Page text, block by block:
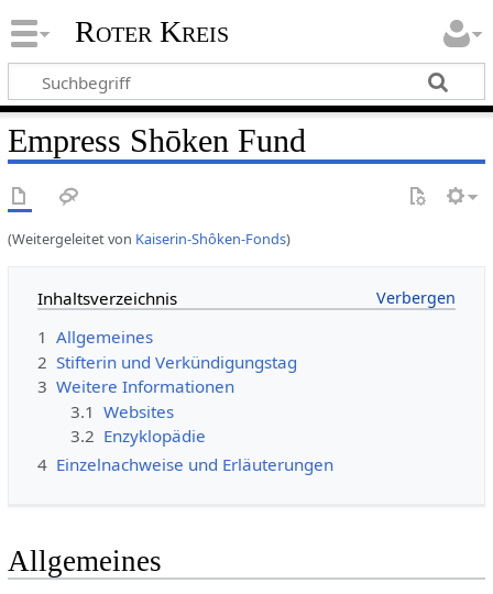
Roter Kreis
Empress Shōken Fund
(Weitergeleitet von Kaiserin-Shôken-Fonds)
Inhaltsverzeichnis
1 Allgemeines
2 Stifterin und Verkündigungstag
3 Weitere Informationen
3.1 Websites
3.2 Enzyklopädie
4 Einzelnachweise und Erläuterungen
Allgemeines